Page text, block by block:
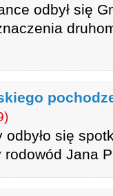
odbył się
się
Jana